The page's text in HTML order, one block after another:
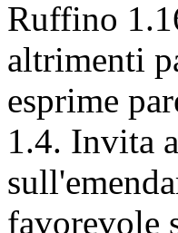
Ruffino
altrimenti
esprime
1.4. Invita
favorevole